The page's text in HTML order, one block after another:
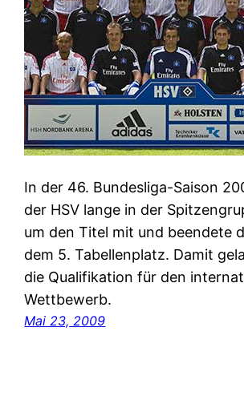
In der 46. Bundesliga-Saison
der HSV lange in der
um den Titel mit und beendete
dem 5. Tabellenplatz. Damit
die Qualifikation für den
Wettbewerb.
Mai 23, 2009